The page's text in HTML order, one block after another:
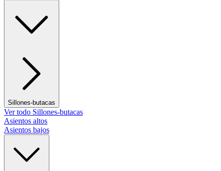
Sillones-butacas
Ver todo Sillones-butacas
Asientos altos
Asientos bajos